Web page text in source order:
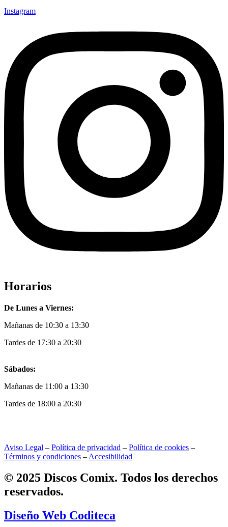
Instagram
Horarios
De Lunes a Viernes:
Mañanas de 10:30 a 13:30
Tardes de 17:30 a 20:30
Sábados:
Mañanas de 11:00 a 13:30
Tardes de 18:00 a 20:30
Aviso Legal – Política de privacidad – Política de cookies –
Términos y condiciones – Accesibilidad
© 2025 Discos Comix. Todos los derechos
reservados.
Diseño Web Coditeca